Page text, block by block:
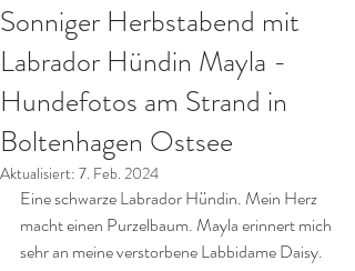
Sonniger Herbstabend mit
Labrador Hündin Mayla -
Hundefotos am Strand in
Boltenhagen Ostsee
Aktualisiert: 7. Feb. 2024
Eine schwarze Labrador Hündin. Mein Herz
macht einen Purzelbaum. Mayla erinnert mich
sehr an meine verstorbene Labbidame Daisy.